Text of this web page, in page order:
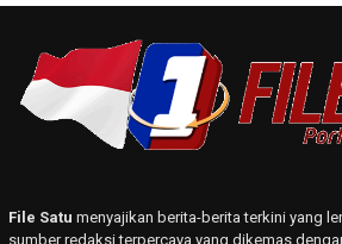
File Satu menyajikan berita-berita terkini yang
sumber redaksi terpercaya yang dikemas